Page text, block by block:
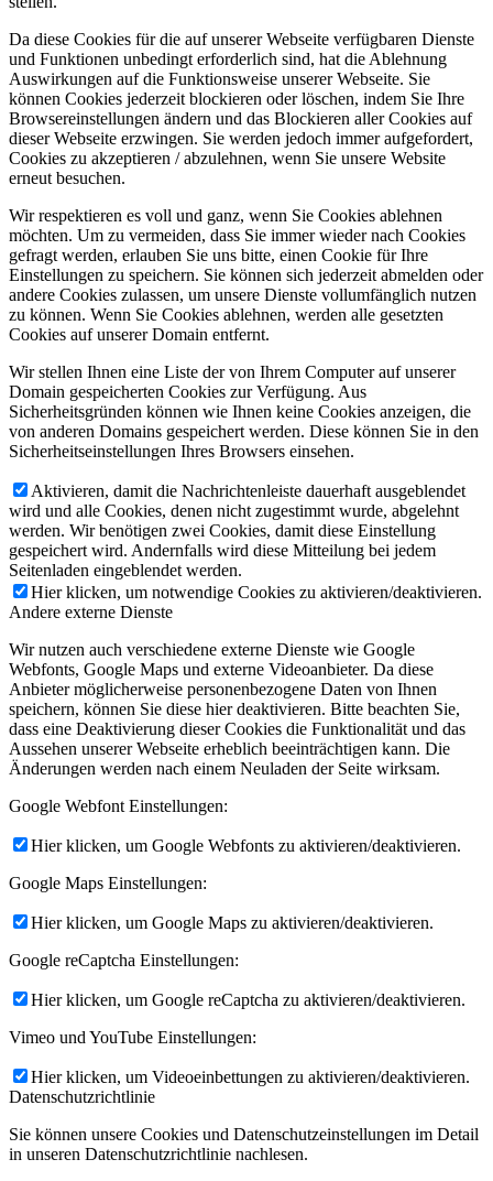
Da diese Cookies für die auf unserer Webseite verfügbaren Dienste
und Funktionen unbedingt erforderlich sind, hat die Ablehnung
Auswirkungen auf die Funktionsweise unserer Webseite. Sie
können Cookies jederzeit blockieren oder löschen, indem Sie Ihre
Browsereinstellungen ändern und das Blockieren aller Cookies auf
dieser Webseite erzwingen. Sie werden jedoch immer aufgefordert,
Cookies zu akzeptieren / abzulehnen, wenn Sie unsere Website
erneut besuchen.
Wir respektieren es voll und ganz, wenn Sie Cookies ablehnen
möchten. Um zu vermeiden, dass Sie immer wieder nach Cookies
gefragt werden, erlauben Sie uns bitte, einen Cookie für Ihre
Einstellungen zu speichern. Sie können sich jederzeit abmelden oder
andere Cookies zulassen, um unsere Dienste vollumfänglich nutzen
zu können. Wenn Sie Cookies ablehnen, werden alle gesetzten
Cookies auf unserer Domain entfernt.
Wir stellen Ihnen eine Liste der von Ihrem Computer auf unserer
Domain gespeicherten Cookies zur Verfügung. Aus
Sicherheitsgründen können wie Ihnen keine Cookies anzeigen, die
von anderen Domains gespeichert werden. Diese können Sie in den
Sicherheitseinstellungen Ihres Browsers einsehen.
Aktivieren, damit die Nachrichtenleiste dauerhaft ausgeblendet
wird und alle Cookies, denen nicht zugestimmt wurde, abgelehnt
werden. Wir benötigen zwei Cookies, damit diese Einstellung
gespeichert wird. Andernfalls wird diese Mitteilung bei jedem
Seitenladen eingeblendet werden.
Hier klicken, um notwendige Cookies zu aktivieren/deaktivieren.
Andere externe Dienste
Wir nutzen auch verschiedene externe Dienste wie Google
Webfonts, Google Maps und externe Videoanbieter. Da diese
Anbieter möglicherweise personenbezogene Daten von Ihnen
speichern, können Sie diese hier deaktivieren. Bitte beachten Sie,
dass eine Deaktivierung dieser Cookies die Funktionalität und das
Aussehen unserer Webseite erheblich beeinträchtigen kann. Die
Änderungen werden nach einem Neuladen der Seite wirksam.
Google Webfont Einstellungen:
Hier klicken, um Google Webfonts zu aktivieren/deaktivieren.
Google Maps Einstellungen:
Hier klicken, um Google Maps zu aktivieren/deaktivieren.
Google reCaptcha Einstellungen:
Hier klicken, um Google reCaptcha zu aktivieren/deaktivieren.
Vimeo und YouTube Einstellungen:
Hier klicken, um Videoeinbettungen zu aktivieren/deaktivieren.
Datenschutzrichtlinie
Sie können unsere Cookies und Datenschutzeinstellungen im Detail
in unseren Datenschutzrichtlinie nachlesen.